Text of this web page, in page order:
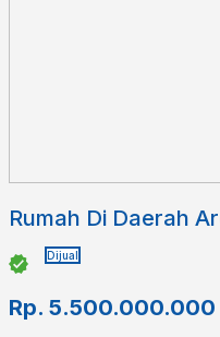
Rumah Di Daerah
Dijual
Rp. 5.500.000.000